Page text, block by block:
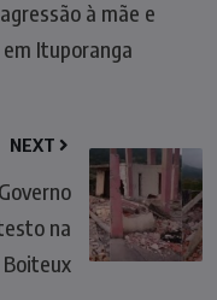
à mãe e
Ituporanga
NEXT
na
Boiteux